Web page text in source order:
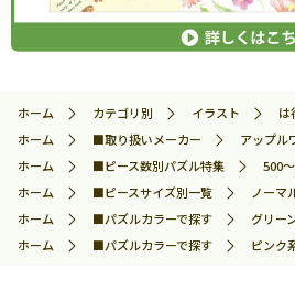
ホーム カテゴリ別 イラスト は
ホーム
■取り扱いメーカー アップル
ホーム
■ピース数別パズル特集 500
ホーム
■ピースサイズ別一覧 ノーマ
ホーム
■パズルカラーで探す グリー
ホーム
■パズルカラーで探す ピンク